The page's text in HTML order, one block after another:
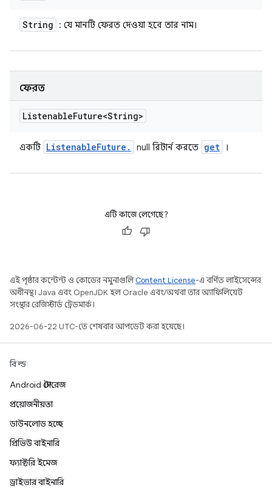
String : যে মানটি ফেরত দেওয়া হবে তার নাম।
ফেরত
ListenableFuture<String>
একটি ListenableFuture . null রিটার্ন করতে get ।
এটি কাজে লেগেছে?
এই পৃষ্ঠার কন্টেন্ট ও কোডের নমুনাগুলিContent License-এ বর্ণিত লাইসেন্সের
অধীনস্থ। Java এবং OpenJDK হল Oracle এবং/অথবা তার অ্যাফিলিয়েট
সংস্থার রেজিস্টার্ড ট্রেডমার্ক।
2026-06-22 UTC-তে শেষবার আপডেট করা হয়েছে।
বিল্ড
Android স্টোরেজ
প্রয়োজনীয়তা
ডাউনলোড হচ্ছে
প্রিভিউ বাইনারি
ফ্যাক্টরি ইমেজ
ড্রাইভার বাইনারি